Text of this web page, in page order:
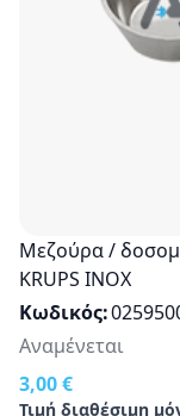
Μεζούρα /
KRUPS INOX
Κωδικός
3,00 €
Τιμή διαθέσιμη
Αναμένεται